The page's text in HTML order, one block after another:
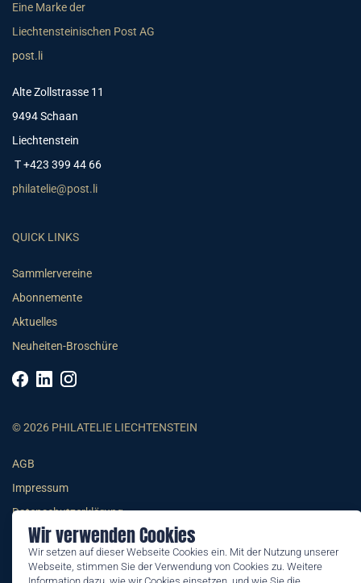
Wir verwenden Cookies
Wir setzen auf dieser Webseite Cookies ein. Mit der Nutzung unserer
Webseite, stimmen Sie der Verwendung von Cookies zu. Weitere
Eine Marke der
Liechtensteinischen Post AG
post.li
Alte Zollstrasse 11
9494 Schaan
Liechtenstein
T +423 399 44 66
philatelie@post.li
QUICK LINKS
Sammlervereine
Abonnemente
Aktuelles
Neuheiten-Broschüre
© 2026 PHILATELIE LIECHTENSTEIN
AGB
Impressum
Datenschutzerklärung